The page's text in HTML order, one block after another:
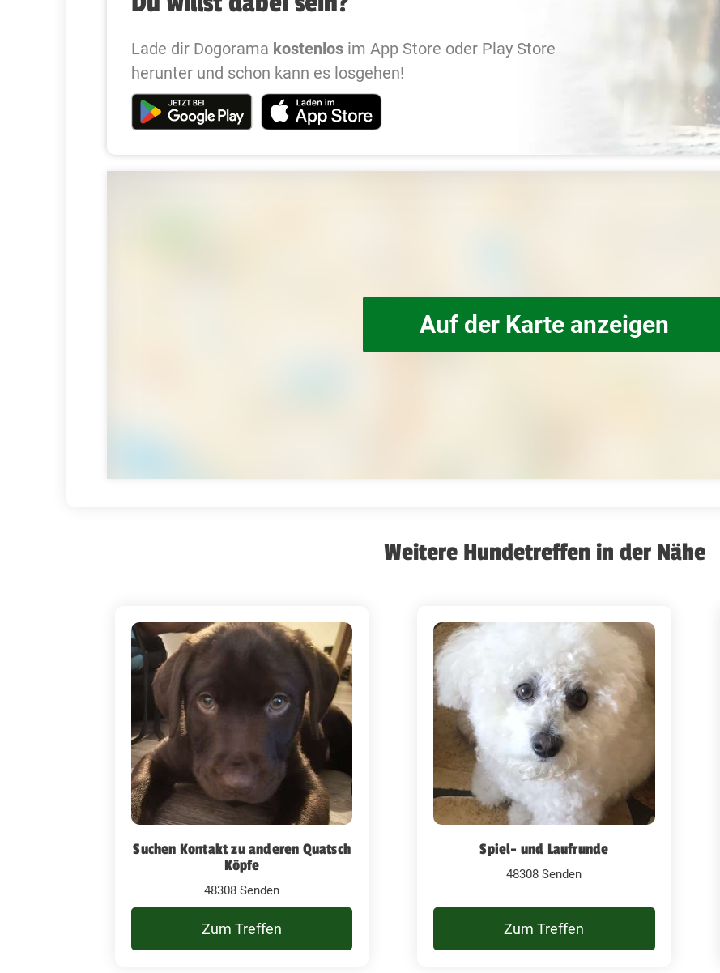
Lade dir Dogorama kostenlos im App Store oder Play Store
herunter und schon kann es losgehen!
Auf der Karte anzeigen
Weitere Hundetreffen in der Nähe
Suchen Kontakt zu anderen Quatsch
Köpfe
48308 Senden
Zum Treffen
Spiel- und Laufrunde
48308 Senden
Zum Treffen